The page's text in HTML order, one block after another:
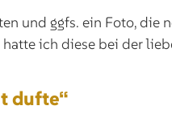
und ggfs. ein Foto, die
ich diese bei der
dufte“